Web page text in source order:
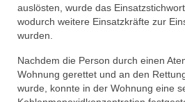
25-jähriges Jubiläum
Kinderfeuerwehr
Infos
auslösten, wurde das Einsatzstichwort
wodurch weitere Einsatzkräfte zur
wurden.
Nachdem die Person durch einen
Wohnung gerettet und an den
wurde, konnte in der Wohnung eine